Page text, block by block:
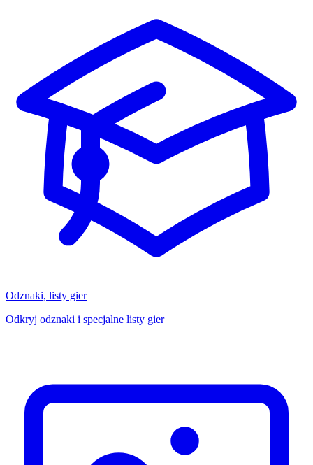
Odznaki, listy gier
Odkryj odznaki i specjalne listy gier